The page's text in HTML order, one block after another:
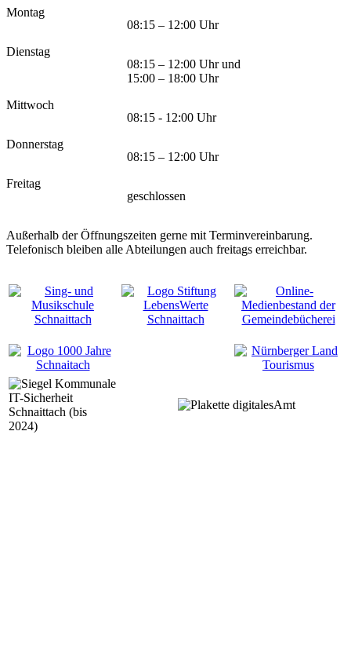
Montag
08:15 – 12:00 Uhr
Dienstag
08:15 – 12:00 Uhr und
15:00 – 18:00 Uhr
Mittwoch
08:15 - 12:00 Uhr
Donnerstag
08:15 – 12:00 Uhr
Freitag
geschlossen
Außerhalb der Öffnungszeiten gerne mit Terminvereinbarung.
Telefonisch bleiben alle Abteilungen auch freitags erreichbar.